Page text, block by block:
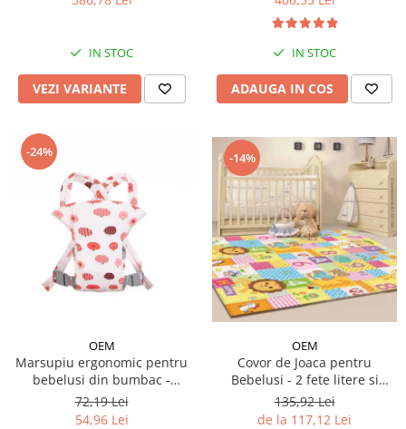
IN STOC
VEZI VARIANTE
IN STOC
ADAUGA IN COS
-24%
OEM
Marsupiu ergonomic pentru
bebelusi din bumbac -
modele diferite
72,19 Lei
54,96 Lei
-14%
OEM
Covor de Joaca pentru
Bebelusi - 2 fete litere si
cifre/maimutici
135,92 Lei
de la 117,12 Lei